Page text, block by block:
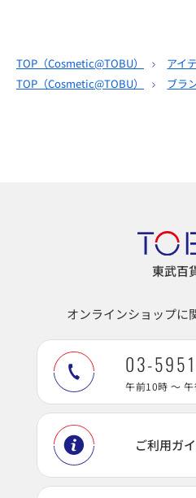
TOP（Cosmetic@TOBU） アイ
TOP（Cosmetic@TOBU） ブラ
東武百
オンラインショップに
03-
午前10時 ～
ご利用ガ